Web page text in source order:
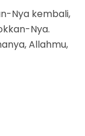
Nya kembali,
Nya.
Allahmu,